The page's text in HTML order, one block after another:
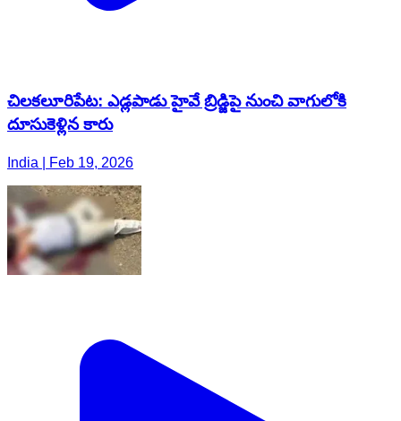
చిలకలూరిపేట: ఎడ్లపాడు హైవే బ్రిడ్జిపై నుంచి వాగులోకి
దూసుకెళ్లిన కారు
India | Feb 19, 2026